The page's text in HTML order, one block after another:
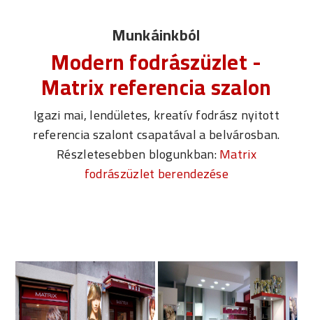
Munkáinkból
Modern fodrászüzlet -
Matrix referencia szalon
Igazi mai, lendületes, kreatív fodrász nyitott
referencia szalont csapatával a belvárosban.
Részletesebben blogunkban:Matrix
fodrászüzlet berendezése